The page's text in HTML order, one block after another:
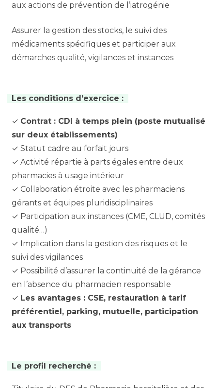
aux actions de prévention de l’iatrogénie
Assurer la gestion des stocks, le suivi des
médicaments spécifiques et participer aux
démarches qualité, vigilances et instances
Les conditions d’exercice :
✓ Contrat : CDI à temps plein (poste mutualisé
sur deux établissements)
✓ Statut cadre au forfait jours
✓ Activité répartie à parts égales entre deux
pharmacies à usage intérieur
✓ Collaboration étroite avec les pharmaciens
gérants et équipes pluridisciplinaires
✓ Participation aux instances (CME, CLUD, comités
qualité…)
✓ Implication dans la gestion des risques et le
suivi des vigilances
✓ Possibilité d’assurer la continuité de la gérance
en l’absence du pharmacien responsable
✓ Les avantages : CSE, restauration à tarif
préférentiel, parking, mutuelle, participation
aux transports
Le profil recherché :